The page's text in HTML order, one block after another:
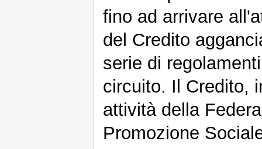
fino ad arrivare
del Credito
serie di
circuito. Il Credito,
attività della
Promozione